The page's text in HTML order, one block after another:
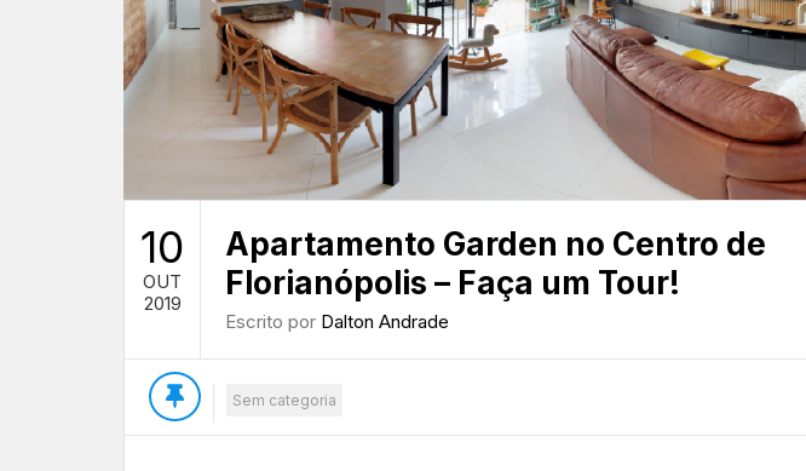
10
OUT
2019
Apartamento Garden no Centro de
Florianópolis – Faça um Tour!
Escrito por Dalton Andrade
Sem categoria